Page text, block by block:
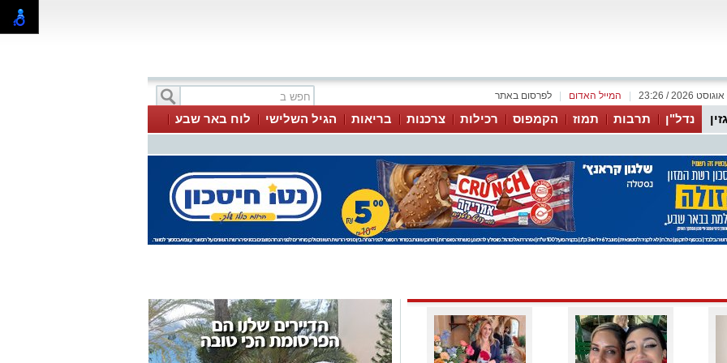
לפרסום באתר המייל האדום
נדל"ן תרבות תמוז הקמפוס רכילות צרכנות בריאות הגיל השלישי
לוח באר שבע